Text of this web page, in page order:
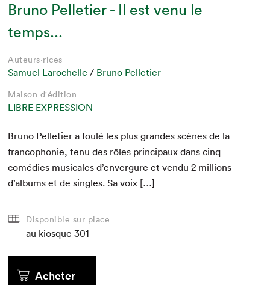
Bruno Pelletier - Il est venu le
temps...
Auteurs·rices
Samuel Larochelle / Bruno Pelletier
Maison d'édition
LIBRE EXPRESSION
Bruno Pel­leti­er a foulé les plus grandes scènes de la
fran­coph­o­nie, tenu des rôles prin­ci­paux dans cinq
comédies musi­cales d’envergure et ven­du2 mil­lions
d’albums et de sin­gles. Sa voix […]
Disponible sur place
au kiosque 301
Acheter